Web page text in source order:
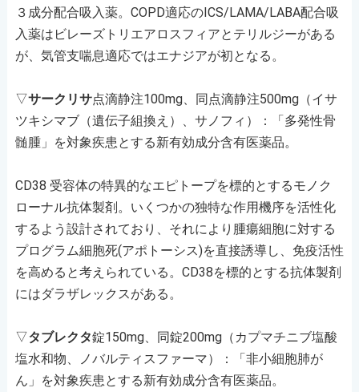
３成分配合吸入薬。COPD適応のICS/LAMA/LABA配合吸
入薬はビレーズトリエアロスフィアとテリルジーがある
が、気管支喘息適応ではエナジアが初となる。
▽サークリサ点滴静注100mg、同点滴静注500mg（イサ
ツキシマブ（遺伝子組換え）、サノフィ）：「多発性骨
髄腫」を対象疾患とする新有効成分含有医薬品。
CD38 受容体の特異的なエピトープを標的とするモノク
ローナル抗体製剤。いくつかの独特な作用機序を活性化
するよう設計されており、それにより腫瘍細胞に対する
プログラム細胞死(アポトーシス)を直接誘導し、免疫活性
を高めると考えられている。CD38を標的とする抗体製剤
にはダラザレックスがある。
▽タブレクタ錠150mg、同錠200mg（カプマチニブ塩酸
塩水和物、ノバルティスファーマ）：「非小細胞肺が
ん」を対象疾患とする新有効成分含有医薬品。